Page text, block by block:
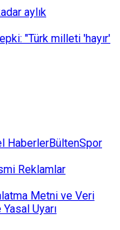
İzmirlileri
etti.
aylık
"Türk milleti 'hayır'
HaberlerBültenSpor
Reklamlar
Metni ve Veri
Uyarı